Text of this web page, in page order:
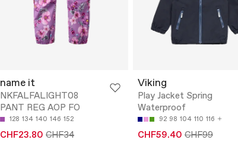
name it
NKFALFALIGHT08
PANT REG AOP FO
128 134 140 146 152
CHF23.80 CHF34
Viking
Play Jacket Spring
Waterproof
92 98 104 110 116
CHF59.40 CHF99